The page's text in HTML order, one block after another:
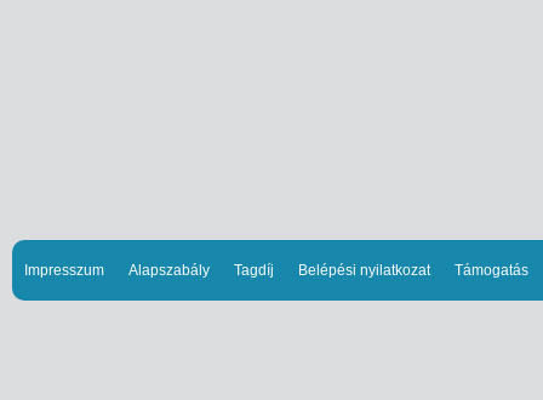
Impresszum Alapszabály Tagdíj Belépési nyilatkozat Támogatás